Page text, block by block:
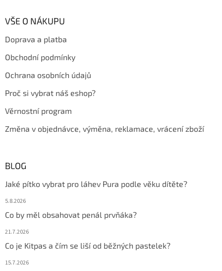
VŠE O NÁKUPU
Doprava a platba
Obchodní podmínky
Ochrana osobních údajů
Proč si vybrat náš eshop?
Věrnostní program
Změna v objednávce, výměna, reklamace, vrácení zboží
BLOG
Jaké pítko vybrat pro láhev Pura podle věku dítěte?
5.8.2026
Co by měl obsahovat penál prvňáka?
21.7.2026
Co je Kitpas a čím se liší od běžných pastelek?
15.7.2026